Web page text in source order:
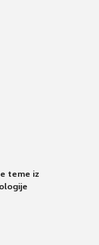
teme iz